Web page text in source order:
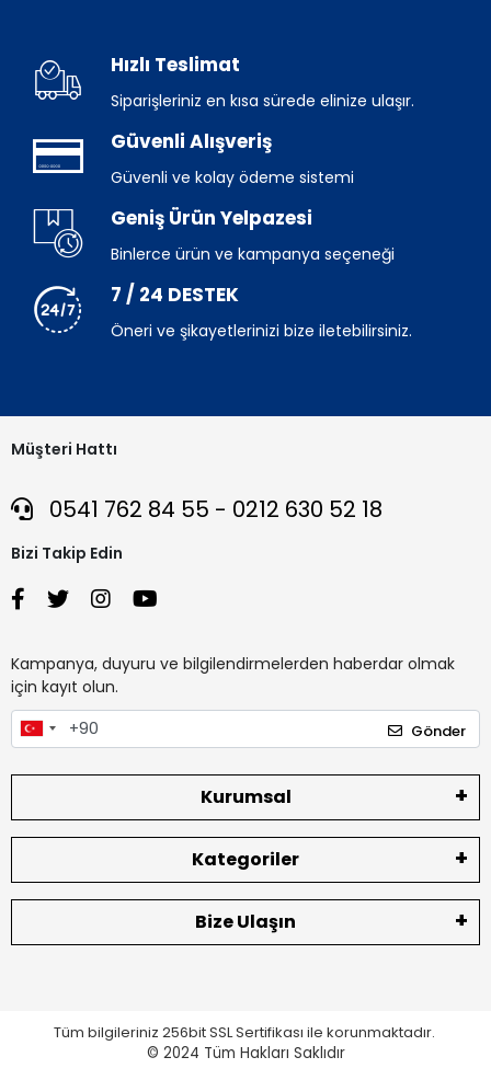
Hızlı Teslimat
Siparişleriniz en kısa sürede elinize ulaşır.
Güvenli Alışveriş
Güvenli ve kolay ödeme sistemi
Geniş Ürün Yelpazesi
Binlerce ürün ve kampanya seçeneği
7 / 24 DESTEK
Öneri ve şikayetlerinizi bize iletebilirsiniz.
Müşteri Hattı
0541 762 84 55 - 0212 630 52 18
Bizi Takip Edin
Kampanya, duyuru ve bilgilendirmelerden haberdar olmak
için kayıt olun.
Gönder
Kurumsal
Kategoriler
Bize Ulaşın
Tüm bilgileriniz 256bit SSL Sertifikası ile korunmaktadır.
© 2024 Tüm Hakları Saklıdır